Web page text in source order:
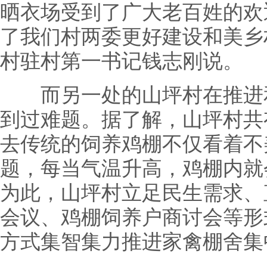
晒衣场受到了广大老百姓的
了我们村两委更好建设和美
村驻村第一书记钱志刚说。
而另一处的山坪村在推进
到过难题。据了解，山坪村
去传统的饲养鸡棚不仅看着
题，每当气温升高，鸡棚内
为此，山坪村立足民生需求
会议、鸡棚饲养户商讨会等
方式集智集力推进家禽棚舍